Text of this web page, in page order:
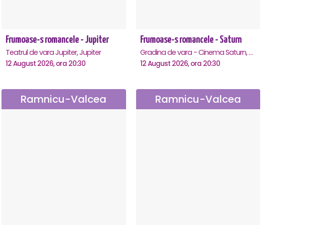
Frumoase-s romancele - Jupiter
Teatrul de vara Jupiter, Jupiter
12 August 2026, ora 20:30
Frumoase-s romancele - Saturn
Gradina de vara - Cinema Saturn, Saturn
12 August 2026, ora 20:30
Ramnicu-Valcea Ramnicu-Valcea